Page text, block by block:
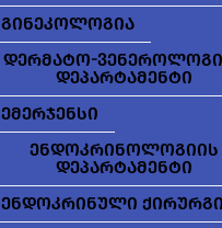
გინეკოლოგია
დერმატო-
დეპარტამენტი
ემერჯენსი
ენდოკრინოლოგიის
დეპარტამენტი
ენდოკრინული